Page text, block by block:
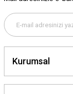
Bu ürüne benzer
Kurumsal